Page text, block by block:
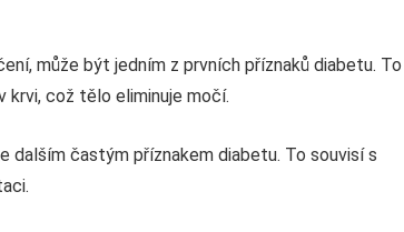
může být jedním z prvních příznaků diabetu. To
krvi, což tělo eliminuje močí.
dalším častým příznakem diabetu. To souvisí s